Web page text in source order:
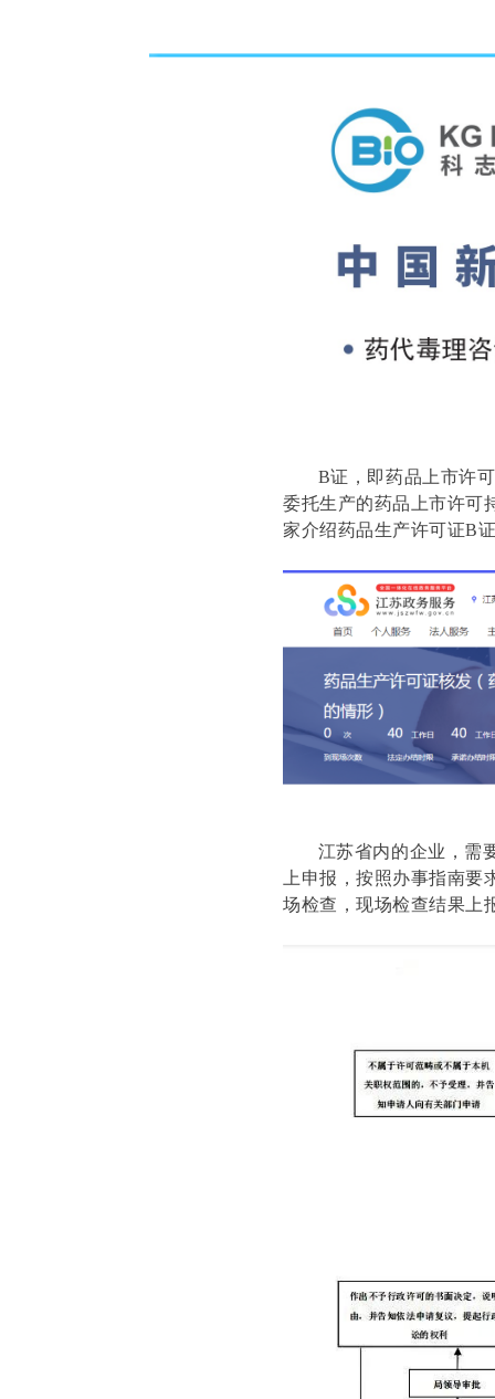
B证，即药品上市许可
委托生产的药品上市许可
家介绍药品生产许可证B
江苏省内的企业，需要
上申报，按照办事指南
场检查，现场检查结果上